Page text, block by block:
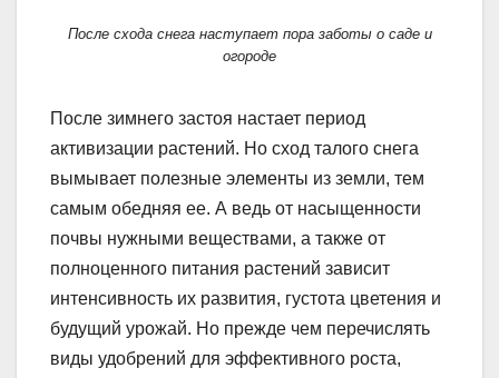
После схода снега наступает пора заботы о саде и
огороде
После зимнего застоя настает период
активизации растений. Но сход талого снега
вымывает полезные элементы из земли, тем
самым обедняя ее. А ведь от насыщенности
почвы нужными веществами, а также от
полноценного питания растений зависит
интенсивность их развития, густота цветения и
будущий урожай. Но прежде чем перечислять
виды удобрений для эффективного роста,